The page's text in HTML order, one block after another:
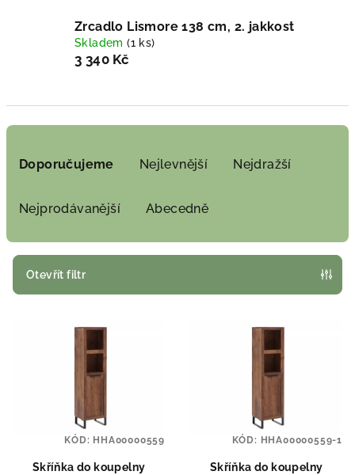
Zrcadlo Lismore 138 cm, 2. jakkost
Skladem(1 ks)
3 340 Kč
r
Doporučujeme Nejlevnější Nejdražší
Nejprodávanější Abecedně
Otevřít filtr
Skříňka do koupelny
KÓD: HHA00000559
Skříňka do koupelny
KÓD: HHA00000559-1